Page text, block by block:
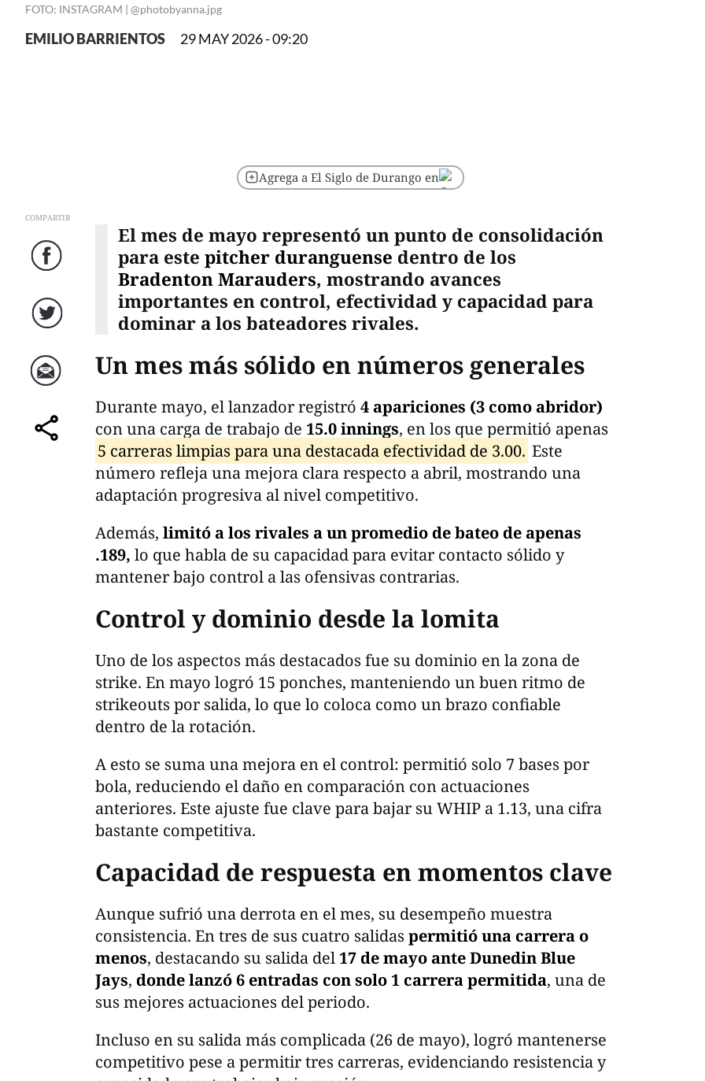
FOTO: INSTAGRAM | @photobyanna.jpg
EMILIO BARRIENTOS 29 MAY 2026 - 09:20
Agrega a El Siglo de Durango en
COMPARTIR
Facebook
Twitter
Correo
comparte
El mes de mayo representó un punto de consolidación
para este pitcher duranguense dentro de los
Bradenton Marauders, mostrando avances
importantes en control, efectividad y capacidad para
dominar a los bateadores rivales.
Un mes más sólido en números generales
Durante mayo, el lanzador registró 4 apariciones (3 como abridor)
con una carga de trabajo de 15.0 innings, en los que permitió apenas
5 carreras limpias para una destacada efectividad de 3.00. Este
número refleja una mejora clara respecto a abril, mostrando una
adaptación progresiva al nivel competitivo.
Además, limitó a los rivales a un promedio de bateo de apenas
.189, lo que habla de su capacidad para evitar contacto sólido y
mantener bajo control a las ofensivas contrarias.
Control y dominio desde la lomita
Uno de los aspectos más destacados fue su dominio en la zona de
strike. En mayo logró 15 ponches, manteniendo un buen ritmo de
strikeouts por salida, lo que lo coloca como un brazo confiable
dentro de la rotación.
A esto se suma una mejora en el control: permitió solo 7 bases por
bola, reduciendo el daño en comparación con actuaciones
anteriores. Este ajuste fue clave para bajar su WHIP a 1.13, una cifra
bastante competitiva.
Capacidad de respuesta en momentos clave
Aunque sufrió una derrota en el mes, su desempeño muestra
consistencia. En tres de sus cuatro salidas permitió una carrera o
menos, destacando su salida del 17 de mayo ante Dunedin Blue
Jays, donde lanzó 6 entradas con solo 1 carrera permitida, una de
sus mejores actuaciones del periodo.
Incluso en su salida más complicada (26 de mayo), logró mantenerse
competitivo pese a permitir tres carreras, evidenciando resistencia y